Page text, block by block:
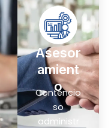
Asesor
amient
o
Contencio
so
administr